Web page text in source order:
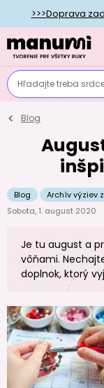
>>>Doprava
Hľadajte treba
Blog
Blog
Archív výziev
Sobota, 1. august 2020
Je tu august a
vôňami.
doplnok, ktorý